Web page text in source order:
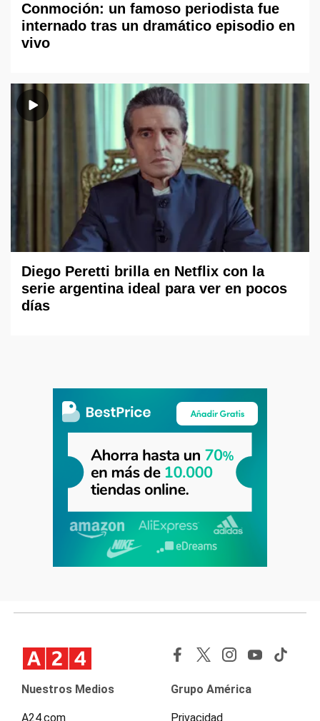
Conmoción: un famoso periodista fue
internado tras un dramático episodio en
vivo
Diego Peretti brilla en Netflix con la
serie argentina ideal para ver en pocos
días
Nuestros Medios
A24.com
Grupo América
Privacidad